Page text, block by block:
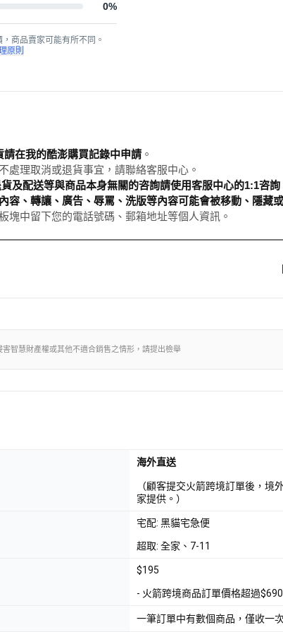
0%
商品賣家可能有所不同。
原則
請在我的酷澎購買記錄中申請 。
處理取消或退貨事宜，請聯絡客服中心。
及配送等與商品本身無關的咨詢請使用客服中心的1:1咨詢
容、轉讓、廣告、辱罵、洗版等內容可能會被移動、隱藏
塊中留下您的電話號碼、郵箱地址等個人資訊。
智慧財產權或其他不適合銷售之情形，請提出檢舉
海外直送
（顧客提交火箭跨境訂單後，
家提供。）
宅配: 黑貓宅急便
超取: 全家、7-11
$195
- 火箭跨境商品訂單價格超過
一筆訂單中有數個商品，僅收一